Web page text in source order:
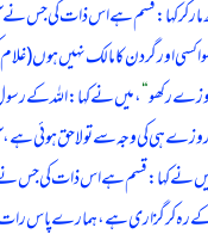
مار کر کہا: قسم ہے اس ذات کی جس
اور گردن کا مالک نہیں ہوں
رکھو“، میں نے کہا: اللہ کے
ہی کی وجہ سے تو لاحق ہوئی
نے کہا: قسم ہے اس ذات کی جس
رہ کر گزاری ہے، ہمارے پاس رات